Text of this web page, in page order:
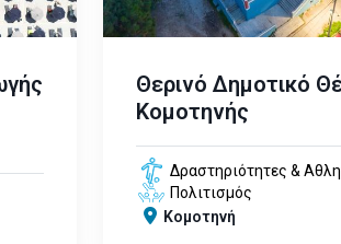
Θερινό Δημοτικό
Κομοτηνής
Δραστηριότητες &
Πολιτισμός
Κομοτηνή